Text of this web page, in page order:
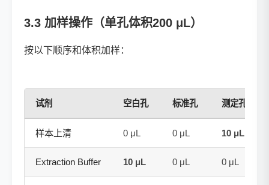
3.3 加样操作（单孔体积200 μL）
按以下顺序和体积加样：
试剂 空白孔 标准孔 测定孔
样本上清 0 μL 0 μL 10 μL
Extraction Buffer 10 μL 0 μL 0 μL